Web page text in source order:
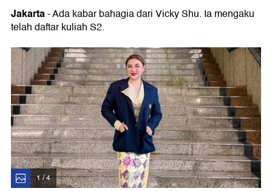
Jakarta- Ada kabar bahagia dari Vicky Shu. Ia mengaku
telah daftar kuliah S2.
1 / 4